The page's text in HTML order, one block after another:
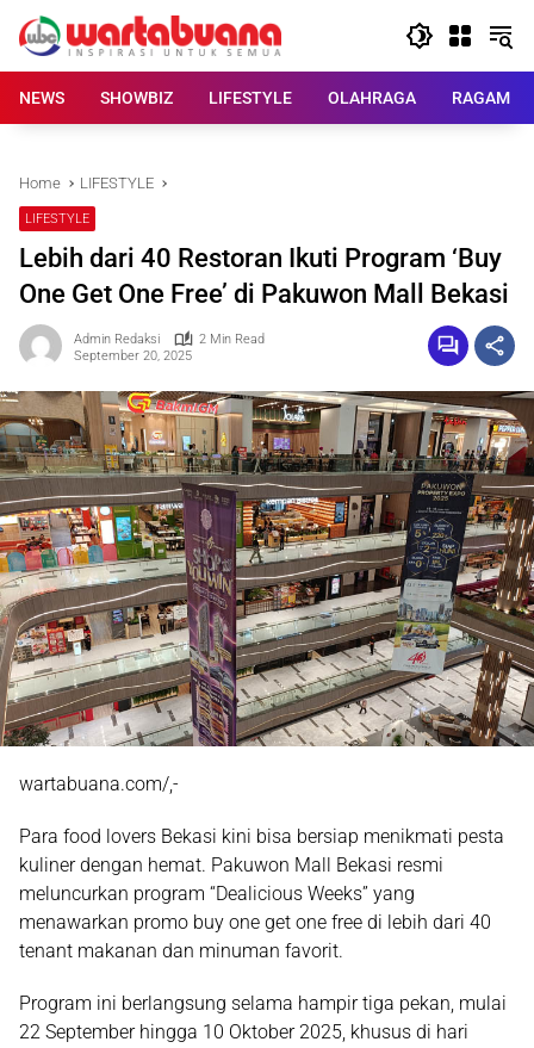
content
NEWS
SHOWBIZ LIFESTYLE OLAHRAGA RAGAM
Home LIFESTYLE
LIFESTYLE
Lebih dari 40 Restoran Ikuti Program ‘Buy
One Get One Free’ di Pakuwon Mall Bekasi
Admin Redaksi
2 Min Read
September 20, 2025
wartabuana.com/,-
Para food lovers Bekasi kini bisa bersiap menikmati pesta
kuliner dengan hemat. Pakuwon Mall Bekasi resmi
meluncurkan program “Dealicious Weeks” yang
menawarkan promo buy one get one free di lebih dari 40
tenant makanan dan minuman favorit.
Program ini berlangsung selama hampir tiga pekan, mulai
22 September hingga 10 Oktober 2025, khusus di hari